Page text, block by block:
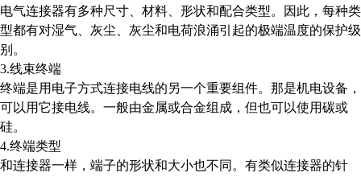
电气连接器有多种尺寸、材料、形状和配合类型。因此，每种类
型都有对湿气、灰尘、灰尘和电荷浪涌引起的极端温度的保护级
别。
3.线束终端
终端是用电子方式连接电线的另一个重要组件。那是机电设备，
可以用它接电线。一般由金属或合金组成，但也可以使用碳或
硅。
4.终端类型
和连接器一样，端子的形状和大小也不同。有类似连接器的针